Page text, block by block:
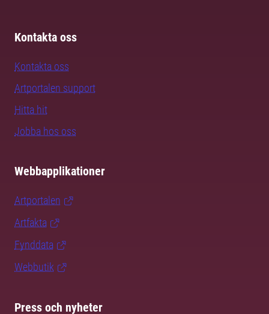
Kontakta oss
Kontakta oss
Artportalen support
Hitta hit
Jobba hos oss
Webbapplikationer
Artportalen
Artfakta
Fynddata
Webbutik
Press och nyheter